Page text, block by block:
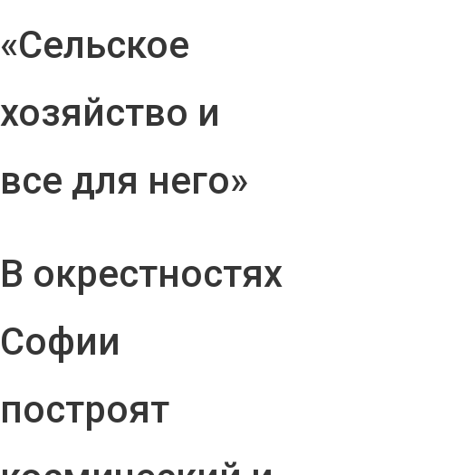
«Сельское
хозяйство и
все для него»
В окрестностях
Софии
построят